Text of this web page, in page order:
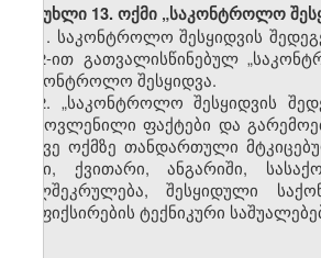
მუხლი 13. ოქმი „საკონტროლო
1. საკონტროლო შესყიდვის
№2-ით გათვალისწინებულ
საკონტროლო შესყიდვა.
2. „საკონტროლო შესყიდვის
გამოვლენილი ფაქტები და
ასევე ოქმზე თანდართული
ჩეკი, ქვითარი, ანგარიში,
ხელშეკრულება, შესყიდული
დაფიქსირების ტექნიკური